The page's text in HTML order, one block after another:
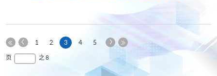
第
一
上
1 2 3本
4 5
下
最
页 之 8